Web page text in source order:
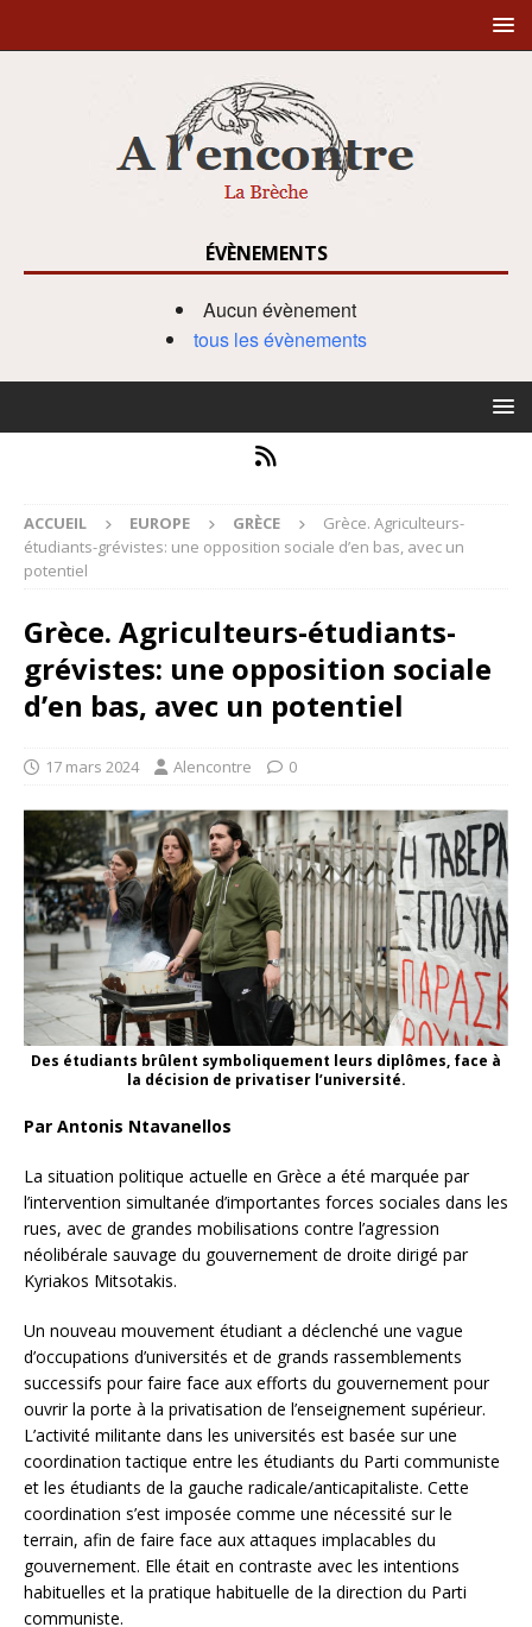
ÉVÈNEMENTS
Aucun évènement
tous les évènements
ACCUEIL EUROPE GRÈCE
Grèce. Agriculteurs-
étudiants-grévistes: une opposition sociale d’en bas, avec un
potentiel
Grèce. Agriculteurs-étudiants-
grévistes: une opposition sociale
d’en bas, avec un potentiel
17 mars 2024 Alencontre 0
Des étudiants brûlent symboliquement leurs diplômes, face à
la décision de privatiser l’université.
Par Antonis Ntavanellos
La situation politique actuelle en Grèce a été marquée par
l’intervention simultanée d’importantes forces sociales dans les
rues, avec de grandes mobilisations contre l’agression
néolibérale sauvage du gouvernement de droite dirigé par
Kyriakos Mitsotakis.
Un nouveau mouvement étudiant a déclenché une vague
d’occupations d’universités et de grands rassemblements
successifs pour faire face aux efforts du gouvernement pour
ouvrir la porte à la privatisation de l’enseignement supérieur.
L’activité militante dans les universités est basée sur une
coordination tactique entre les étudiants du Parti communiste
et les étudiants de la gauche radicale/anticapitaliste. Cette
coordination s’est imposée comme une nécessité sur le
terrain, afin de faire face aux attaques implacables du
gouvernement. Elle était en contraste avec les intentions
habituelles et la pratique habituelle de la direction du Parti
communiste.